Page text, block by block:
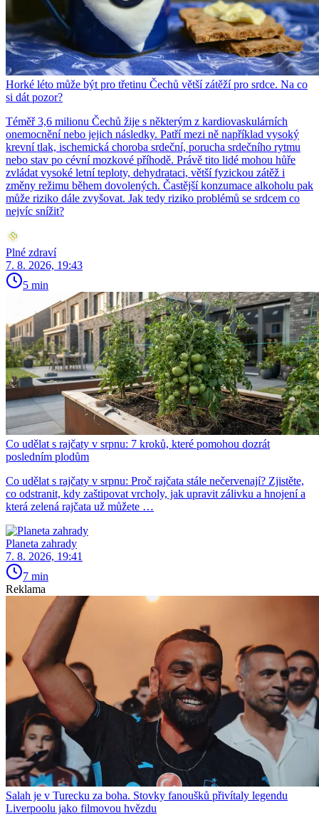
Horké léto může být pro třetinu Čechů větší zátěží pro srdce. Na co
si dát pozor?
Téměř 3,6 milionu Čechů žije s některým z kardiovaskulárních
onemocnění nebo jejich následky. Patří mezi ně například vysoký
krevní tlak, ischemická choroba srdeční, porucha srdečního rytmu
nebo stav po cévní mozkové příhodě. Právě tito lidé mohou hůře
zvládat vysoké letní teploty, dehydrataci, větší fyzickou zátěž i
změny režimu během dovolených. Častější konzumace alkoholu pak
může riziko dále zvyšovat. Jak tedy riziko problémů se srdcem co
nejvíc snížit?
Plné zdraví
7. 8. 2026, 19:43
5 min
Co udělat s rajčaty v srpnu: 7 kroků, které pomohou dozrát
posledním plodům
Co udělat s rajčaty v srpnu: Proč rajčata stále nečervenají? Zjistěte,
co odstranit, kdy zaštipovat vrcholy, jak upravit zálivku a hnojení a
která zelená rajčata už můžete …
Planeta zahrady
7. 8. 2026, 19:41
7 min
Reklama
Salah je v Turecku za boha. Stovky fanoušků přivítaly legendu
Liverpoolu jako filmovou hvězdu